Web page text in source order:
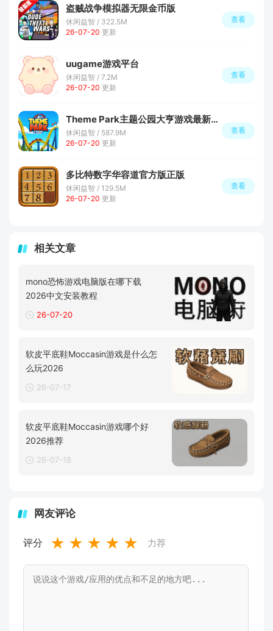
盗贼战争模拟器无限金币版
休闲益智 / 322.5M
26-07-20 更新
查看
uugame游戏平台
休闲益智 / 7.2M
26-07-20 更新
查看
Theme Park主题公园大亨游戏最新版本
休闲益智 / 587.9M
26-07-20 更新
查看
多比特数字华容道官方版正版
休闲益智 / 129.5M
26-07-20 更新
查看
相关文章
mono恐怖游戏电脑版在哪下载
2026中文安装教程
26-07-20
软皮平底鞋Moccasin游戏是什么怎
么玩2026
26-07-17
软皮平底鞋Moccasin游戏哪个好
2026推荐
26-07-18
网友评论
评分 ★ ★ ★ ★ ★ 力荐